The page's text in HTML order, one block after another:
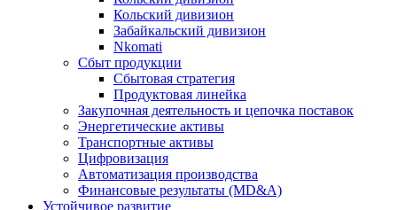
Кольский дивизион
Забайкальский дивизион
Nkomati
Сбыт продукции
Сбытовая стратегия
Продуктовая линейка
Закупочная деятельность и цепочка поставок
Энергетические активы
Транспортные активы
Цифровизация
Автоматизация производства
Финансовые результаты (MD&A)
Устойчивое развитие